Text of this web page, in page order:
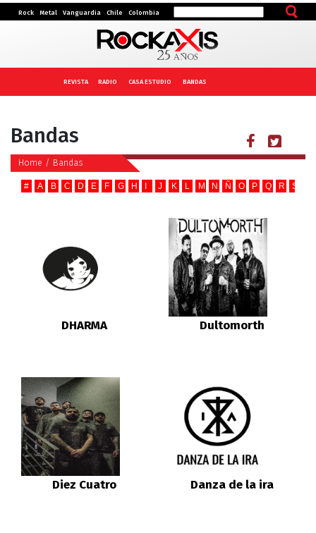
Rock Metal Vanguardia Chile Colombia
REVISTA RADIO CASA ESTUDIO BANDAS
Bandas
Home / Bandas
# A B C D E F G H J K L M N Ñ O P Q R S
DHARMA Dultomorth
Diez Cuatro Danza de la ira